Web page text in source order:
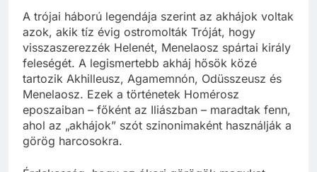
A trójai háború legendája szerint az akhájok voltak
azok, akik tíz évig ostromolták Tróját, hogy
visszaszerezzék Helenét, Menelaosz spártai király
feleségét. A legismertebb akháj hősök közé
tartozik Akhilleusz, Agamemnón, Odüsszeusz és
Menelaosz. Ezek a történetek Homérosz
eposzaiban – főként az Iliászban – maradtak fenn,
ahol az „akhájok” szót szinonimaként használják a
görög harcosokra.